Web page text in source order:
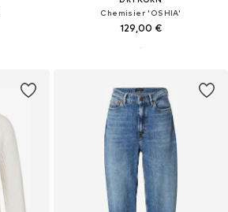
Chemisier 'OSHIA'
129,00 €